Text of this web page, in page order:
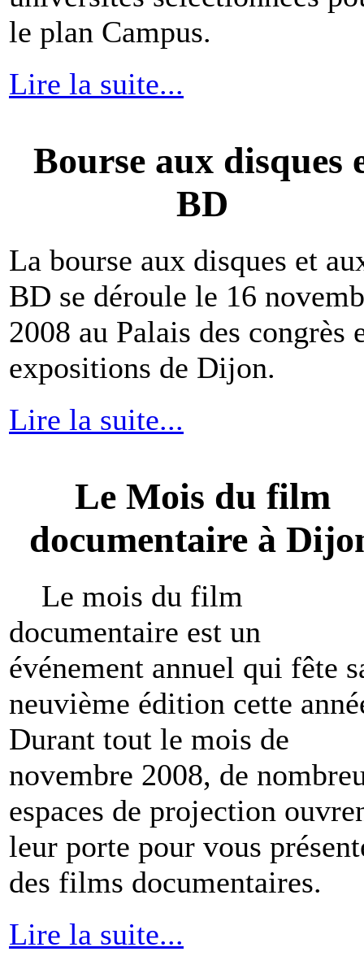
le plan Campus.
Lire la suite...
Bourse aux disques
BD
La bourse aux disques et
BD se déroule le 16
2008 au Palais des congrès
expositions de Dijon.
Lire la suite...
Le Mois du film
documentaire à
Le mois du film
documentaire est un
événement annuel qui fête
neuvième édition cette
Durant tout le mois de
novembre 2008, de
espaces de projection
leur porte pour vous
des films documentaires.
Lire la suite...